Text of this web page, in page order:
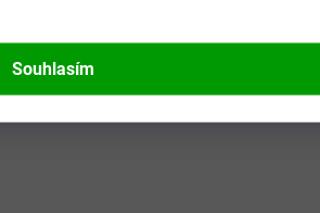
Souhlasím